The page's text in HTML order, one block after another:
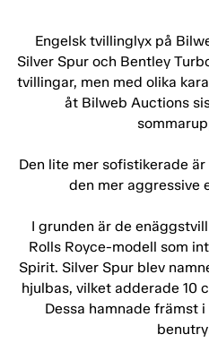
Engelsk tvillinglyx på
Silver Spur och Bentley
tvillingar, men med olika
åt Bilweb Auctions
Den lite mer sofistikerade är
den mer aggressive
I grunden är de
Rolls Royce-modell som
Spirit. Silver Spur blev
hjulbas, vilket adderade 10
Dessa hamnade främst